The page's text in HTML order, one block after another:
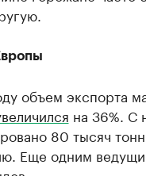
объем экспорта
на 36%. С
80 тысяч
Еще одним